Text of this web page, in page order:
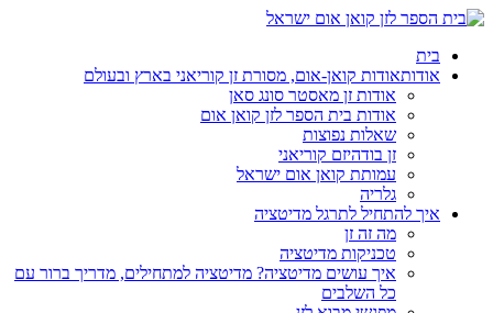
בית
אודותאודות קואן-אום, מסורת זן קוריאני בארץ ובעולם
אודות זן מאסטר סונג סאן
אודות בית הספר לזן קואן אום
שאלות נפוצות
זן בודהיזם קוריאני
עמותת קואן אום ישראל
גלריה
איך להתחיל לתרגל מדיטציה
מה זה זן
טכניקות מדיטציה
איך עושים מדיטציה? מדיטציה למתחילים, מדריך ברור עם
כל השלבים